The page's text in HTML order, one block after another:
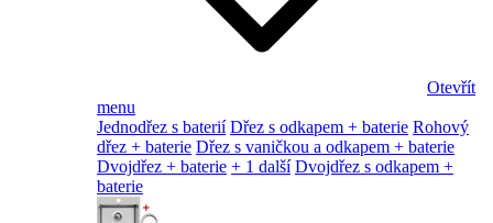
Otevřít
menu
Jednodřez s baterií Dřez s odkapem + baterie Rohový
dřez + baterie Dřez s vaničkou a odkapem + baterie
Dvojdřez + baterie + 1 další Dvojdřez s odkapem +
baterie